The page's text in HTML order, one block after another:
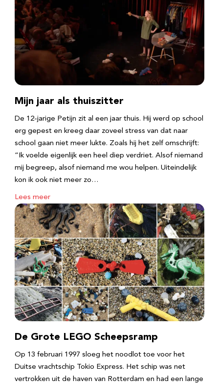
Mijn jaar als thuiszitter
De 12-jarige Petijn zit al een jaar thuis. Hij werd op school
erg gepest en kreeg daar zoveel stress van dat naar
school gaan niet meer lukte. Zoals hij het zelf omschrijft:
“Ik voelde eigenlijk een heel diep verdriet. Alsof niemand
mij begreep, alsof niemand me wou helpen. Uiteindelijk
kon ik ook niet meer zo…
Lees meer
De Grote LEGO Scheepsramp
Op 13 februari 1997 sloeg het noodlot toe voor het
Duitse vrachtschip Tokio Express. Het schip was net
vertrokken uit de haven van Rotterdam en had een lange